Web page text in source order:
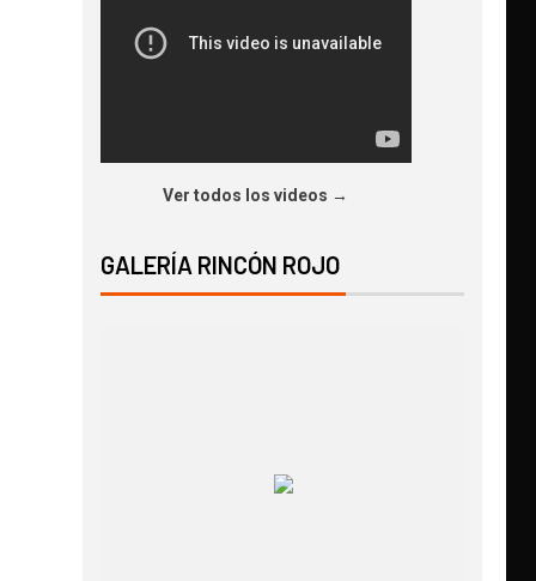
Ver todos los videos →
GALERÍA RINCÓN ROJO